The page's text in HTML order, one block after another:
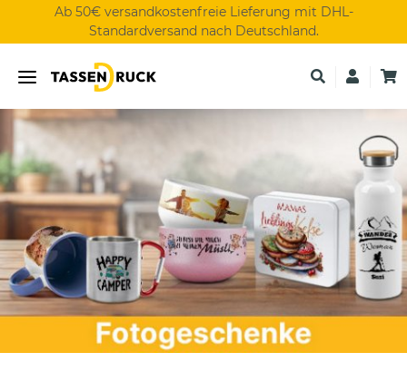
Ab 50€ versandkostenfreie Lieferung mit DHL-
Standardversand nach Deutschland.